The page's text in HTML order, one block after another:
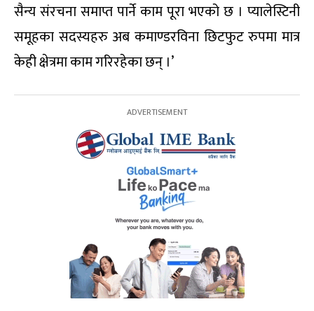
सैन्य संरचना समाप्त पार्ने काम पूरा भएको छ । प्यालेस्टिनी
समूहका सदस्यहरु अब कमाण्डरविना छिटफुट रुपमा मात्र
केही क्षेत्रमा काम गरिरहेका छन् ।’